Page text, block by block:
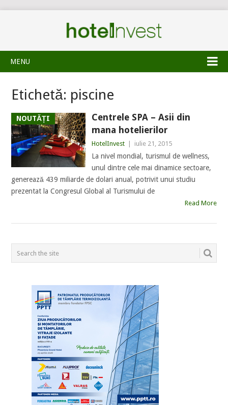
MENU
Etichetă: piscine
NOUTĂȚI
Centrele SPA – Asii din
mana hotelierilor
HotelInvest iulie 21, 2015
La nivel mondial, turismul de wellness,
unul dintre cele mai dinamice sectoare,
generează 439 miliarde de dolari anual, potrivit unui studiu
prezentat la Congresul Global al Turismului de
Read More
POSTS
NAVIGATION